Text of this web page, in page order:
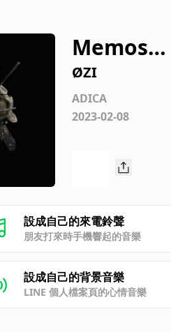
Memos…
ØZI
ADICA
2023-02-08
設成自己的來電鈴聲
朋友打來時手機響起的音樂
設成自己的背景音樂
LINE 個人檔案頁的心情音樂